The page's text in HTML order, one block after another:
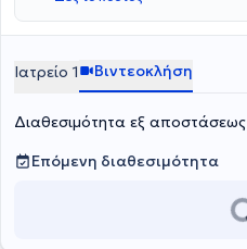
Νοσοκομείο Λάρισας. Παράλληλα,
διετέλεσε Επικουρική Ιατρός στο
Λάρισας. Στο ιδιωτικό της
Ιατρείο 1 Βιντεοκλήση
Διαθεσιμότητα εξ αποστάσεως
Επόμενη διαθεσιμότητα